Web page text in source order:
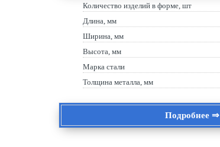
Количество изделий в форме, шт
Длина, мм
Ширина, мм
Высота, мм
Марка стали
Толщина металла, мм
Подробнее ⇒